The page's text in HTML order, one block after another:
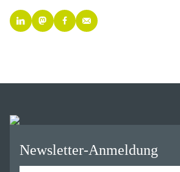
Newsletter-Anmeldung